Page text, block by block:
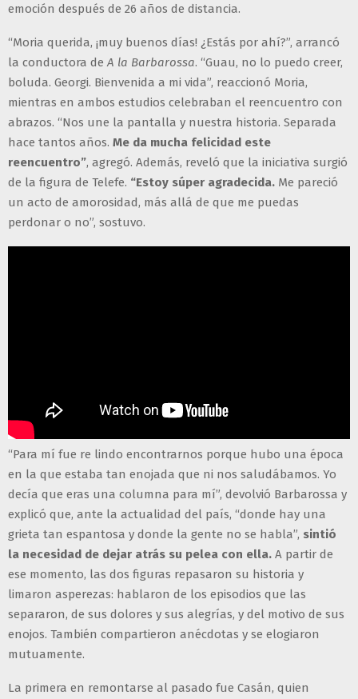
emoción después de 26 años de distancia.
“Moria querida, ¡muy buenos días! ¿Estás por ahí?”, arrancó
la conductora deA la Barbarossa. “Guau, no lo puedo creer,
boluda. Georgi. Bienvenida a mi vida”, reaccionó Moria,
mientras en ambos estudios celebraban el reencuentro con
abrazos. “Nos une la pantalla y nuestra historia. Separada
hace tantos años. Me da mucha felicidad este
reencuentro”, agregó. Además, reveló que la iniciativa surgió
de la figura de Telefe. “Estoy súper agradecida. Me pareció
un acto de amorosidad, más allá de que me puedas
perdonar o no”, sostuvo.
“Para mí fue re lindo encontrarnos porque hubo una época
en la que estaba tan enojada que ni nos saludábamos. Yo
decía que eras una columna para mí”, devolvió Barbarossa y
explicó que, ante la actualidad del país, “donde hay una
grieta tan espantosa y donde la gente no se habla”, sintió
la necesidad de dejar atrás su pelea con ella. A partir de
ese momento, las dos figuras repasaron su historia y
limaron asperezas: hablaron de los episodios que las
separaron, de sus dolores y sus alegrías, y del motivo de sus
enojos. También compartieron anécdotas y se elogiaron
mutuamente.
La primera en remontarse al pasado fue Casán, quien